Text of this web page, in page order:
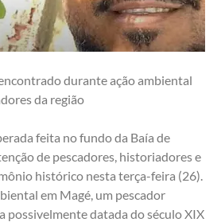
durante ação ambiental
da região
feita no fundo da Baía de
de pescadores, historiadores e
histórico nesta terça-feira (26).
em Magé, um pescador
possivelmente datada do século XIX